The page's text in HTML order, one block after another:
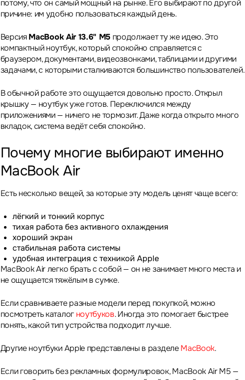
потому, что он самый мощный на рынке. Его выбирают по другой
причине: им удобно пользоваться каждый день.
ВерсияMacBook Air 13.6" M5 продолжает ту же идею. Это
компактный ноутбук, который спокойно справляется с
браузером, документами, видеозвонками, таблицами и другими
задачами, с которыми сталкиваются большинство пользователей.
В обычной работе это ощущается довольно просто. Открыл
крышку — ноутбук уже готов. Переключился между
приложениями — ничего не тормозит. Даже когда открыто много
вкладок, система ведёт себя спокойно.
Почему многие выбирают именно
MacBook Air
Есть несколько вещей, за которые эту модель ценят чаще всего:
лёгкий и тонкий корпус
тихая работа без активного охлаждения
хороший экран
стабильная работа системы
удобная интеграция с техникой Apple
MacBook Air легко брать с собой — он не занимает много места и
не ощущается тяжёлым в сумке.
Если сравниваете разные модели перед покупкой, можно
посмотреть каталог ноутбуков. Иногда это помогает быстрее
понять, какой тип устройства подходит лучше.
Другие ноутбуки Apple представлены в разделеMacBook.
Если говорить без рекламных формулировок, MacBook Air M5 —